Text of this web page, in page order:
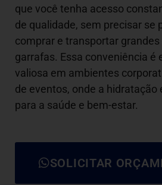
que você tenha acesso
de qualidade, sem precisar se
comprar e transportar
garrafas. Essa conveniência é
valiosa em ambientes
de eventos, onde a hidratação
para a saúde e bem-estar.
SOLICITAR